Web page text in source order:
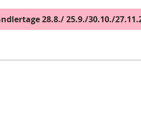
28.8./ 25.9./30.10./